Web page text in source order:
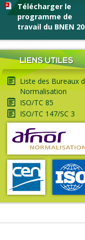
Télécharger le
programme de
travail du BNEN
Liste des Bureaux
Normalisation
ISO/TC 85
ISO/TC 147/SC 3